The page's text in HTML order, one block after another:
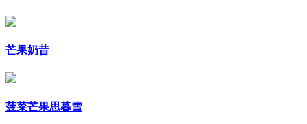
芒果奶昔
菠菜芒果思暮雪